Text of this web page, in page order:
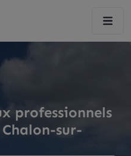
professionnels
sur-